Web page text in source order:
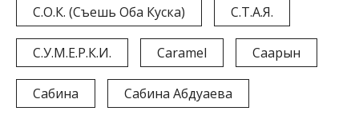
С.О.К. (Съешь Оба Куска) С.Т.А.Я.
С.У.М.Е.Р.К.И. Сaramel Саарын
Сабина Сабина Абдуаева